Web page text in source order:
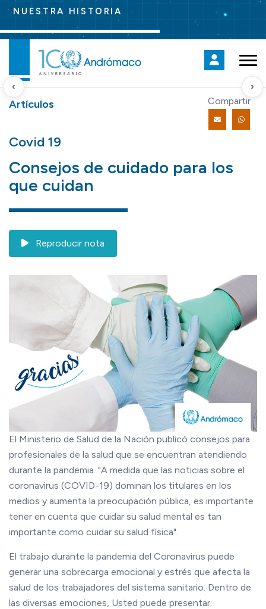
NUESTRA HISTORIA
‹ ›
Artículos Compartir
Covid 19
Consejos de cuidado para los
que cuidan
Reproducir nota
El Ministerio de Salud de la Nación publicó consejos para
profesionales de la salud que se encuentran atendiendo
durante la pandemia. "A medida que las noticias sobre el
coronavirus (COVID-19) dominan los titulares en los
medios y aumenta la preocupación pública, es importante
tener en cuenta que cuidar su salud mental es tan
importante como cuidar su salud física".
El trabajo durante la pandemia del Coronavirus puede
generar una sobrecarga emocional y estrés que afecta la
salud de los trabajadores del sistema sanitario. Dentro de
las diversas emociones, Usted puede presentar: